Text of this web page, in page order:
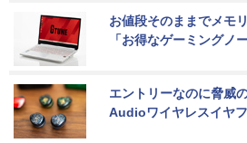
お値段そのままでメモ
「お得なゲーミングノ
エントリーなのに脅威
Audioワイヤレスイヤ